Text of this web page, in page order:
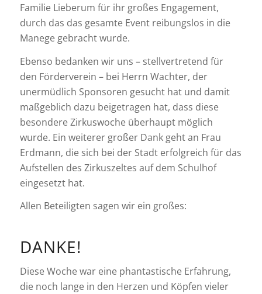
Familie Lieberum für ihr großes Engagement,
durch das das gesamte Event reibungslos in die
Manege gebracht wurde.
Ebenso bedanken wir uns – stellvertretend für
den Förderverein – bei Herrn Wachter, der
unermüdlich Sponsoren gesucht hat und damit
maßgeblich dazu beigetragen hat, dass diese
besondere Zirkuswoche überhaupt möglich
wurde. Ein weiterer großer Dank geht an Frau
Erdmann, die sich bei der Stadt erfolgreich für das
Aufstellen des Zirkuszeltes auf dem Schulhof
eingesetzt hat.
Allen Beteiligten sagen wir ein großes:
DANKE!
Diese Woche war eine phantastische Erfahrung,
die noch lange in den Herzen und Köpfen vieler